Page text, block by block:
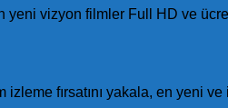
yeni vizyon filmler Full HD ve
izleme fırsatını yakala, en